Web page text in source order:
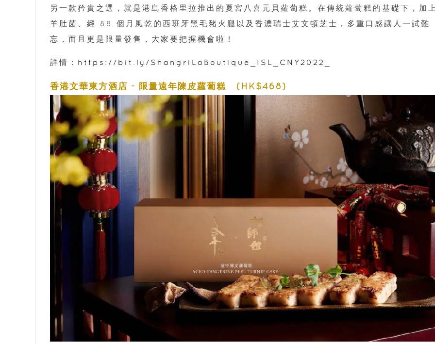
另一款矜貴之選，就是港島香格里拉推出的夏宮八喜元貝蘿蔔糕。在傳統蘿蔔糕的基礎下，加
羊肚菌、經 88 個月風乾的西班牙黑毛豬火腿以及香濃瑞士艾文頓芝士，多重口感讓人一試難
忘，而且更是限量發售，大家要把握機會啦！
詳情： https://bit.ly/ShangriLaBoutique_ISL_CNY2022_
香港文華東方酒店 - 限量遠年陳皮蘿蔔糕 (HK$468)